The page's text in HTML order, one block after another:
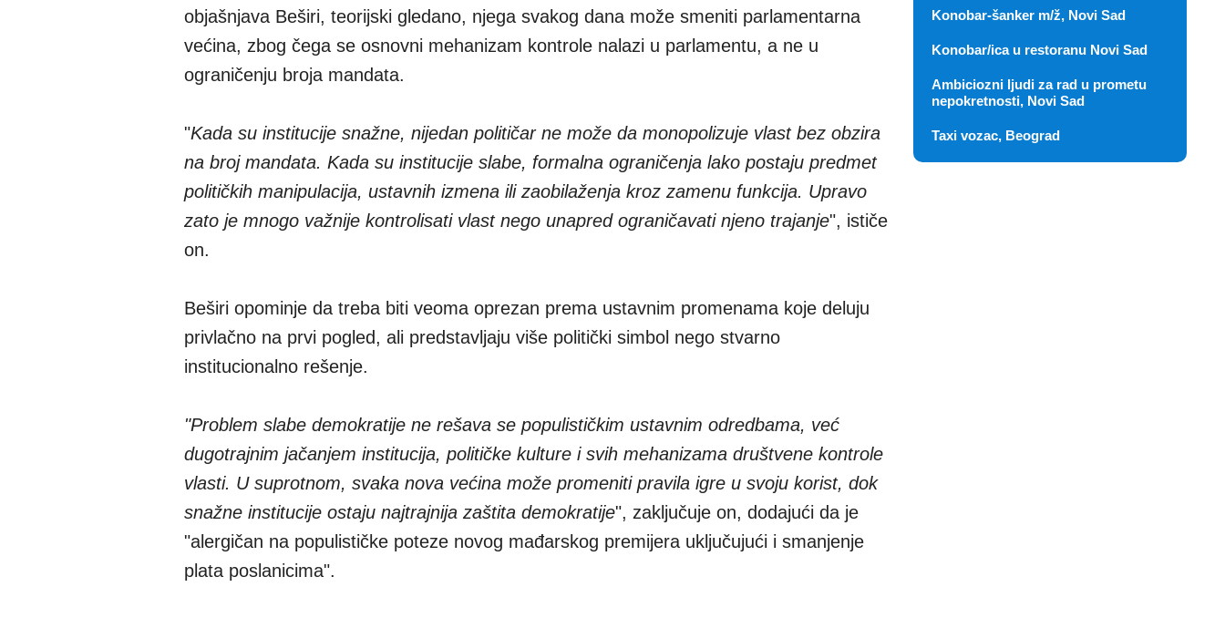
objašnjava Beširi, teorijski gledano, njega svakog dana može smeniti parlamentarna
većina, zbog čega se osnovni mehanizam kontrole nalazi u parlamentu, a ne u
ograničenju broja mandata.
"Kada su institucije snažne, nijedan političar ne može da monopolizuje vlast bez obzira
na broj mandata. Kada su institucije slabe, formalna ograničenja lako postaju predmet
političkih manipulacija, ustavnih izmena ili zaobilaženja kroz zamenu funkcija. Upravo
zato je mnogo važnije kontrolisati vlast nego unapred ograničavati njeno trajanje", ističe
on.
Beširi opominje da treba biti veoma oprezan prema ustavnim promenama koje deluju
privlačno na prvi pogled, ali predstavljaju više politički simbol nego stvarno
institucionalno rešenje.
"Problem slabe demokratije ne rešava se populističkim ustavnim odredbama, već
dugotrajnim jačanjem institucija, političke kulture i svih mehanizama društvene kontrole
vlasti. U suprotnom, svaka nova većina može promeniti pravila igre u svoju korist, dok
snažne institucije ostaju najtrajnija zaštita demokratije", zaključuje on, dodajući da je
"alergičan na populističke poteze novog mađarskog premijera uključujući i smanjenje
plata poslanicima".
Konobar-šanker m/ž, Novi Sad
Konobar/ica u restoranu Novi Sad
Ambiciozni ljudi za rad u prometu
nepokretnosti, Novi Sad
Taxi vozac, Beograd